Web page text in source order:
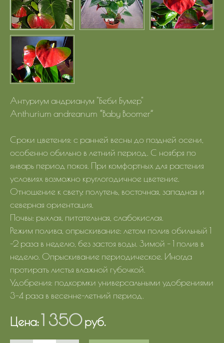
Антуриум андрианум "Беби Бумер"
Anthurium andreanum “Baby Boomer”
Сроки цветения: с ранней весны до поздней осени,
особенно обильно в летний период. С ноября по
январь период покоя. При комфортных для растения
условиях возможно круглогодичное цветение.
Отношение к свету: полутень, восточная, западная и
северная ориентация.
Почвы: рыхлая, питательная, слабокислая.
Режим полива, опрыскивание: летом полив обильный 1
-2 раза в неделю, без застоя воды. Зимой – 1 полив в
неделю. Опрыскивание периодическое. Иногда
протирать листья влажной губочкой.
Удобрения: подкормки универсальными удобрениями
3-4 раза в весенне-летний период.
Цена:1 350руб.